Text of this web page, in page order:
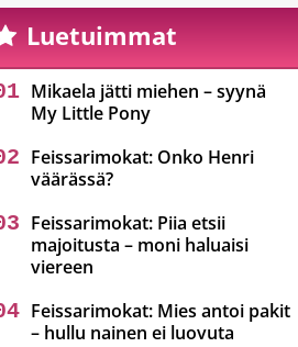
Luetuimmat
Mikaela jätti miehen – syynä
My Little Pony
Feissarimokat: Onko Henri
väärässä?
Feissarimokat: Piia etsii
majoitusta – moni haluaisi
viereen
Feissarimokat: Mies antoi pakit
– hullu nainen ei luovuta